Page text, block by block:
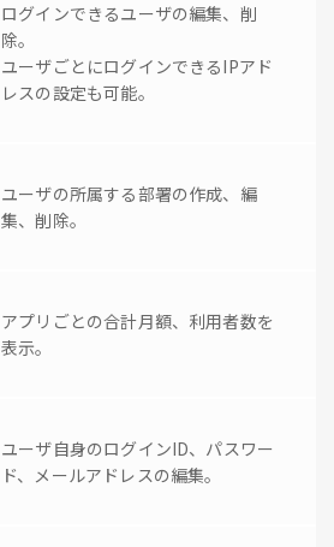
ログインできるユーザの編集、削
除。
ユーザごとにログインできるIPアド
レスの設定も可能。
ユーザの所属する部署の作成、編
集、削除。
アプリごとの合計月額、利用者数を
表示。
ユーザ自身のログインID、パスワー
ド、メールアドレスの編集。